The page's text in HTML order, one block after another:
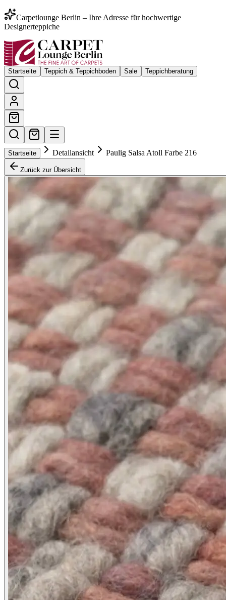
Carpetlounge Berlin – Ihre Adresse für hochwertige
Designerteppiche
Startseite Teppich & Teppichboden Sale Teppichberatung
Startseite Detailansicht Paulig Salsa Atoll Farbe 216
Zurück zur Übersicht